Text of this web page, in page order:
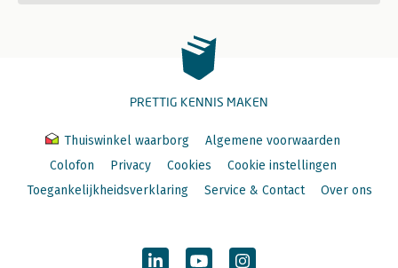
PRETTIG KENNIS MAKEN
Thuiswinkel waarborg
Algemene voorwaarden
Colofon
Privacy Cookies
Cookie instellingen
Toegankelijkheidsverklaring
Service & Contact Over ons